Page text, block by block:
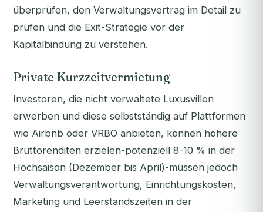
überprüfen, den Verwaltungsvertrag im Detail zu
prüfen und die Exit-Strategie vor der
Kapitalbindung zu verstehen.
Private Kurzzeitvermietung
Investoren, die nicht verwaltete Luxusvillen
erwerben und diese selbstständig auf Plattformen
wie Airbnb oder VRBO anbieten, können höhere
Bruttorenditen erzielen-potenziell 8-10 % in der
Hochsaison (Dezember bis April)-müssen jedoch
Verwaltungsverantwortung, Einrichtungskosten,
Marketing und Leerstandszeiten in der